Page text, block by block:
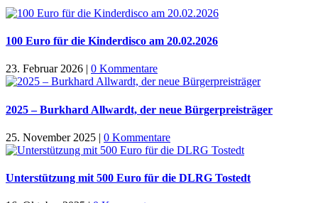
100 Euro für die Kinderdisco am 20.02.2026
23. Februar 2026 | 0 Kommentare
2025 – Burkhard Allwardt, der neue Bürgerpreisträger
25. November 2025 | 0 Kommentare
Unterstützung mit 500 Euro für die DLRG Tostedt